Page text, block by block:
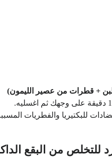
+ قطرات من عصير الليمون)
للبكتيريا والفطريات